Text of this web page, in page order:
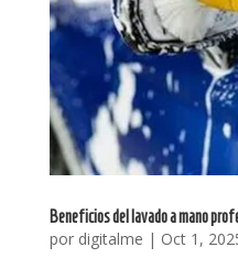
Beneficios del lavado a mano
por digitalme | Oct 1,